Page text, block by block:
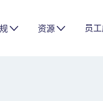
资源 员